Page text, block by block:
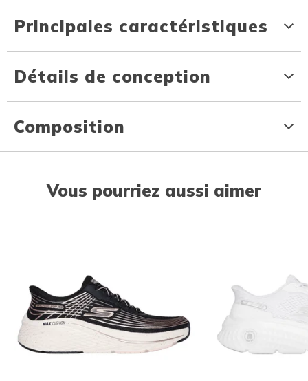
Principales caractéristiques
Détails de conception
Composition
Vous pourriez aussi aimer